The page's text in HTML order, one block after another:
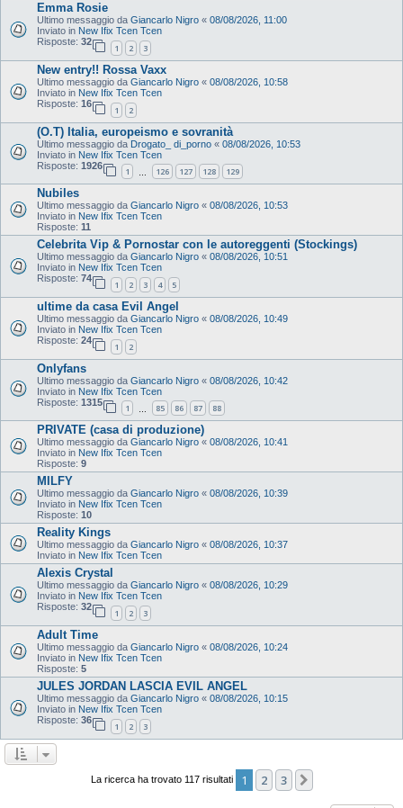
Emma Rosie
Ultimo messaggio da Giancarlo Nigro « 08/08/2026, 11:00
Inviato in New Ifix Tcen Tcen
Risposte: 32
1 2 3
New entry!! Rossa Vaxx
Ultimo messaggio da Giancarlo Nigro « 08/08/2026, 10:58
Inviato in New Ifix Tcen Tcen
Risposte: 16
1 2
(O.T) Italia, europeismo e sovranità
Ultimo messaggio da Drogato_ di_porno « 08/08/2026, 10:53
Inviato in New Ifix Tcen Tcen
Risposte: 1926
1 126 127 128 129
Nubiles
Ultimo messaggio da Giancarlo Nigro « 08/08/2026, 10:53
Inviato in New Ifix Tcen Tcen
Risposte: 11
Celebrita Vip & Pornostar con le autoreggenti (Stockings)
Ultimo messaggio da Giancarlo Nigro « 08/08/2026, 10:51
Inviato in New Ifix Tcen Tcen
Risposte: 74
1 2 3 4 5
ultime da casa Evil Angel
Ultimo messaggio da Giancarlo Nigro « 08/08/2026, 10:49
Inviato in New Ifix Tcen Tcen
Risposte: 24
1 2
Onlyfans
Ultimo messaggio da Giancarlo Nigro « 08/08/2026, 10:42
Inviato in New Ifix Tcen Tcen
Risposte: 1315
1 85 86 87 88
PRIVATE (casa di produzione)
Ultimo messaggio da Giancarlo Nigro « 08/08/2026, 10:41
Inviato in New Ifix Tcen Tcen
Risposte: 9
MILFY
Ultimo messaggio da Giancarlo Nigro « 08/08/2026, 10:39
Inviato in New Ifix Tcen Tcen
Risposte: 10
Reality Kings
Ultimo messaggio da Giancarlo Nigro « 08/08/2026, 10:37
Inviato in New Ifix Tcen Tcen
Alexis Crystal
Ultimo messaggio da Giancarlo Nigro « 08/08/2026, 10:29
Inviato in New Ifix Tcen Tcen
Risposte: 32
1 2 3
Adult Time
Ultimo messaggio da Giancarlo Nigro « 08/08/2026, 10:24
Inviato in New Ifix Tcen Tcen
Risposte: 5
JULES JORDAN LASCIA EVIL ANGEL
Ultimo messaggio da Giancarlo Nigro « 08/08/2026, 10:15
Inviato in New Ifix Tcen Tcen
Risposte: 36
1 2 3
La ricerca ha trovato 117 risultati 1 2 3